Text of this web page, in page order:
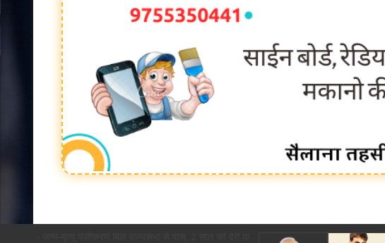
देश:- जन्म-मृत्यु पंजीकरण बिल राज्यसभा से पास, 2 साल की देरी पर अब कोर्ट के आदेश से ही होगा